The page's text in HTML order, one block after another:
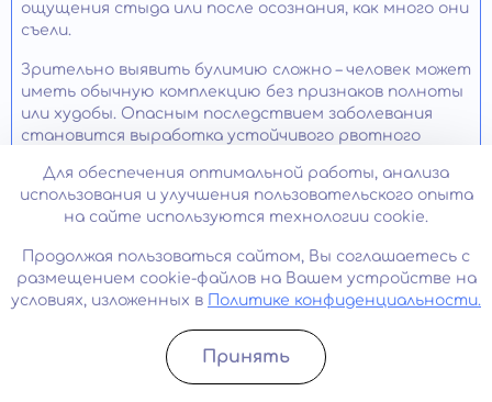
ощущения стыда или после осознания, как много они
съели.
Зрительно выявить булимию сложно – человек может
иметь обычную комплекцию без признаков полноты
или худобы. Опасным последствием заболевания
становится выработка устойчивого рвотного
нарушение работы кишечника.
При анорексии ситуация обстоит несколько по-
стройным и отказывается от приема пищи. Обычно
состояние развивается, если пациенту высказал
негативное мнение близкий человек. В результате
отказа от еды заболевание приобретает не только
психические, но и физиологические симптомы,
развивается отвращение от еды. Это делает
Записатьcя
Для обеспечения оптимальной работы, анализа
использования и улучшения пользовательского опыта
на сайте используются технологии cookie.
Продолжая пользоваться сайтом, Вы соглашаетесь с
размещением cookie-файлов на Вашем устройстве на
условиях, изложенных в
Политике конфиденциальности.
Принять